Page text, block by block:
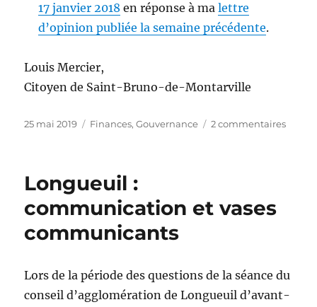
17 janvier 2018 en réponse à malettre
d’opinion publiée la semaine précédente.
Louis Mercier,
Citoyen de Saint-Bruno-de-Montarville
Publié
25 mai 2019 Catégories
Finances,Gouvernance 2 commentairessur
et
Longueuil :
communication et vases
communicants
Lors de la période des questions de la séance du
conseil d’agglomération de Longueuil d’avant-